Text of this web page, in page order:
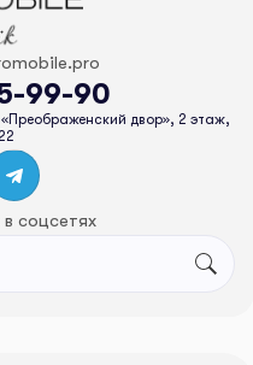
99-90
двор», 2 этаж,
соцсетях